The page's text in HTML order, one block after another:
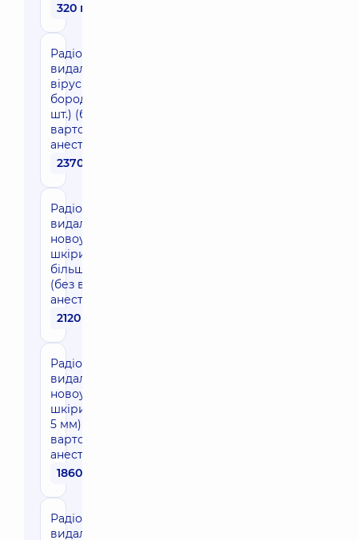
320 грн
Радіохвильове
видалення
вірусної
бородавки (1
шт.) (без
вартості
анестезії)
2370 грн
Радіохвильове
видалення
новоутворень
шкіри (1 шт.
більше 5 мм)
(без вартості
анестезії)
2120 грн
Радіохвильове
видалення
новоутворень
шкіри (1 шт. до
5 мм) (без
вартості
анестезії)
1860 грн
Радіохвильове
видалення